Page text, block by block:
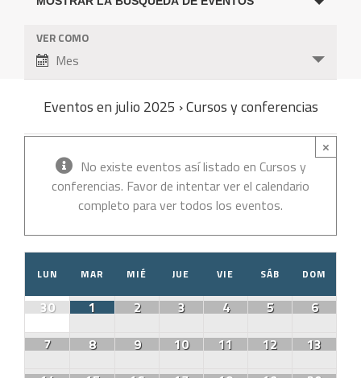
de
búsqueda
vistas
Eventos
Navegación
vistas
VER COMO
Mes
Eventos en julio 2025 › Cursos y conferencias
×
No existe eventos así listado en Cursos y
conferencias. Favor de intentar ver el calendario
completo para ver todos los eventos.
Eventos
Calendario
de
Eventos
LUN MAR MIÉ JUE VIE SÁB DOM
30 1 2 3 4 5
6
7
8 9 10 11 12
13